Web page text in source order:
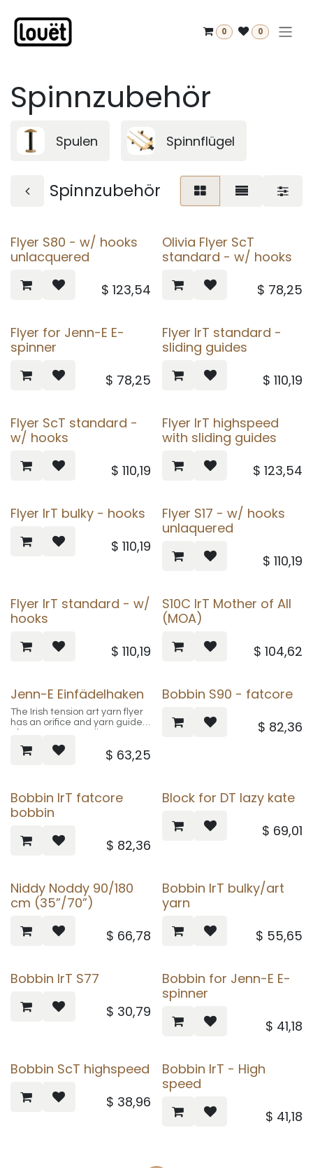
0 0
Spinnzubehör
Spulen Spinnflügel
Spinnzubehör
Flyer S80 - w/ hooks
unlacquered
$ 123,54
Olivia Flyer ScT
standard - w/ hooks
$ 78,25
Flyer for Jenn-E E-
spinner
$ 78,25
Flyer IrT standard -
sliding guides
$ 110,19
Flyer ScT standard -
w/ hooks
$ 110,19
Flyer IrT highspeed
with sliding guides
$ 123,54
Flyer IrT bulky - hooks
$ 110,19
Flyer S17 - w/ hooks
unlaquered
$ 110,19
Flyer IrT standard - w/
hooks
$ 110,19
S10C IrT Mother of All
(MOA)
$ 104,62
Jenn-E Einfädelhaken
The Irish tension art yarn flyer
has an orifice and yarn guides
fits all our Irish tension spinning
wheels and the Victoria IrT /
Art yarn kit (except S70, S71
$ 63,25
Bobbin S90 - fatcore
$ 82,36
Bobbin IrT fatcore
bobbin
$ 82,36
Block for DT lazy kate
$ 69,01
Niddy Noddy 90/180
cm (35”/70”)
$ 66,78
Bobbin IrT bulky/art
yarn
$ 55,65
Bobbin IrT S77
$ 30,79
Bobbin for Jenn-E E-
spinner
$ 41,18
Bobbin ScT highspeed
$ 38,96
Bobbin IrT - High
speed
$ 41,18